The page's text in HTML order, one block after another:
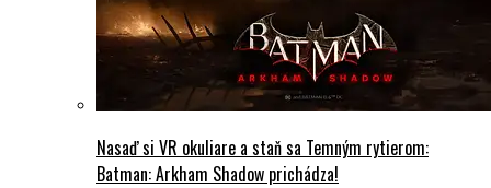
Nasaď si VR okuliare a staň sa Temným rytierom:
Batman: Arkham Shadow prichádza!